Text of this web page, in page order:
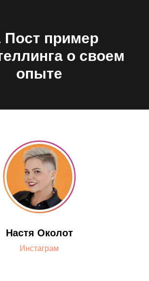
Пост пример
о своем
опыте
Настя Околот
Инстаграм